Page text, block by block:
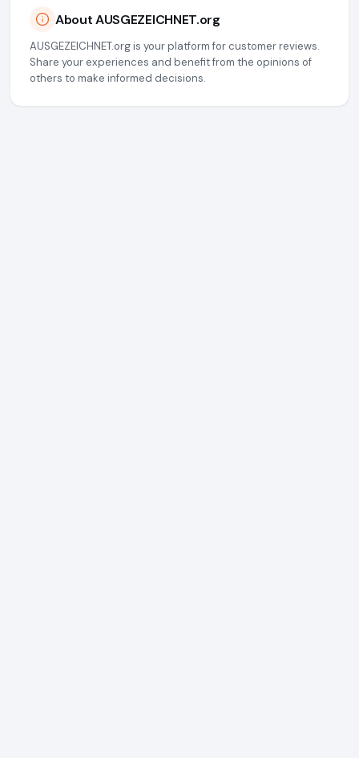
About AUSGEZEICHNET.org
AUSGEZEICHNET.org is your platform for customer reviews.
Share your experiences and benefit from the opinions of
others to make informed decisions.